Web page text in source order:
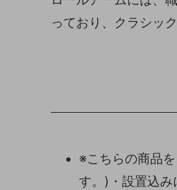
っており、クラシッ
※こちらの商品
す。)・設置込み